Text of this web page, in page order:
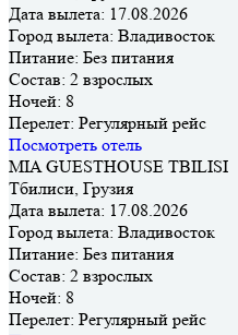
Дата вылета: 17.08.2026
Город вылета: Владивосток
Питание: Без питания
Состав: 2 взрослых
Ночей: 8
Перелет: Регулярный рейс
Посмотреть отель
MIA GUESTHOUSE TBILISI
Тбилиси, Грузия
Дата вылета: 17.08.2026
Город вылета: Владивосток
Питание: Без питания
Состав: 2 взрослых
Ночей: 8
Перелет: Регулярный рейс